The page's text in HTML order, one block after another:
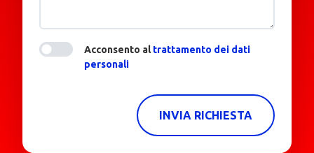
Acconsento altrattamento dei dati
personali
INVIA RICHIESTA